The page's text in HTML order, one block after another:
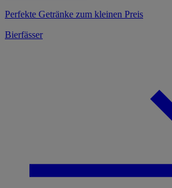
Perfekte Getränke zum kleinen Preis
Bierfässer